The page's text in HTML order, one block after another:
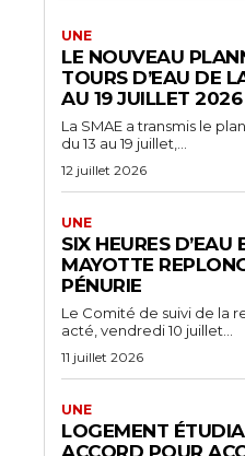
UNE
LE NOUVEAU
TOURS D’EAU DE
AU 19 JUILLET 2026
La SMAE a transmis le
du 13 au 19 juillet,...
12 juillet 2026
UNE
SIX HEURES D’EAU
MAYOTTE
PÉNURIE
Le Comité de suivi de la
acté, vendredi 10 juillet...
11 juillet 2026
UNE
LOGEMENT
ACCORD POUR